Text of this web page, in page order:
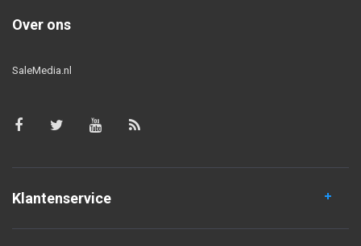
Over ons
SaleMedia.nl
Klantenservice